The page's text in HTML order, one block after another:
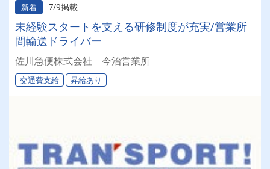
新着 7/9掲載
未経験スタートを支える研修制度が充実/営業所
間輸送ドライバー
佐川急便株式会社 今治営業所
交通費支給 昇給あり